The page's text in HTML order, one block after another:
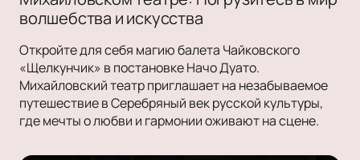
волшебства и искусства
Откройте для себя магию балета Чайковского
«Щелкунчик» в постановке Начо Дуато.
Михайловский театр приглашает на незабываемое
путешествие в Серебряный век русской культуры,
где мечты о любви и гармонии оживают на сцене.